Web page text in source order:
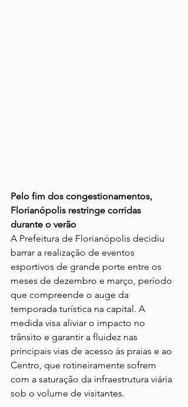
Pelo fim dos congestionamentos,
Florianópolis restringe corridas
durante o verão
A Prefeitura de Florianópolis decidiu
barrar a realização de eventos
esportivos de grande porte entre os
meses de dezembro e março, período
que compreende o auge da
temporada turística na capital. A
medida visa aliviar o impacto no
trânsito e garantir a fluidez nas
principais vias de acesso às praias e ao
Centro, que rotineiramente sofrem
com a saturação da infraestrutura viária
sob o volume de visitantes.